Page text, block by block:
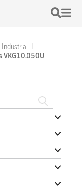
Industrial
VKG10.050U